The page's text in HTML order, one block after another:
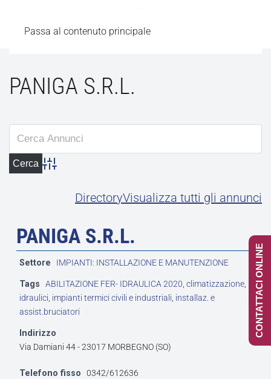
Passa al contenuto principale
PANIGA S.R.L.
Advanced Search
DirectoryVisualizza tutti gli annunci
PANIGA S.R.L.
Settore IMPIANTI: INSTALLAZIONE E MANUTENZIONE
Tags ABILITAZIONE FER- IDRAULICA 2020, climatizzazione,
idraulici, impianti termici civili e industriali, installaz. e
assist.bruciatori
Indirizzo
Via Damiani 44 - 23017 MORBEGNO (SO)
Telefono fisso 0342/612636
CONTATTACI ONLINE